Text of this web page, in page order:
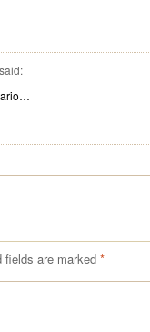
said:
fields are marked *